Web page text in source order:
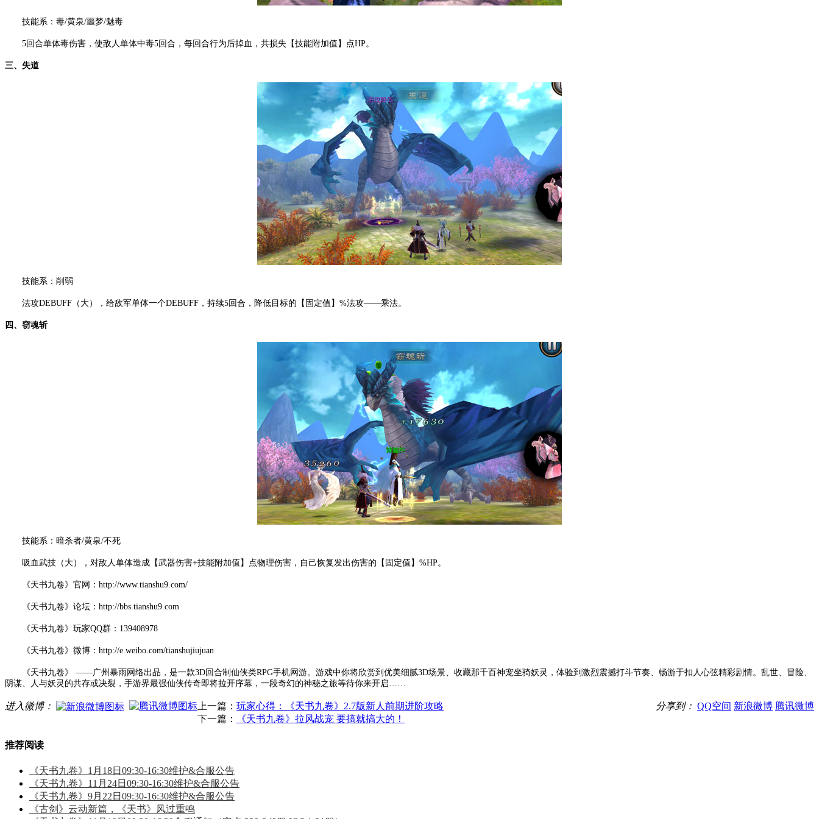
技能系：毒/黄泉/噩梦/魅毒
5回合单体毒伤害，使敌人单体中毒5回合，每回合行为后掉血，共损失【技能附加值】点HP。
三、失道
技能系：削弱
法攻DEBUFF（大），给敌军单体一个DEBUFF，持续5回合，降低目标的【固定值】%法攻——乘法。
四、窃魂斩
技能系：暗杀者/黄泉/不死
吸血武技（大），对敌人单体造成【武器伤害+技能附加值】点物理伤害，自己恢复发出伤害的【固定值】%HP。
《天书九卷》官网：http://www.tianshu9.com/
《天书九卷》论坛：http://bbs.tianshu9.com
《天书九卷》玩家QQ群：139408978
《天书九卷》微博：http://e.weibo.com/tianshujiujuan
《天书九卷》 ——广州暴雨网络出品，是一款3D回合制仙侠类RPG手机网游。游戏中你将欣赏到优美细腻3D场景、收藏那千百神宠坐骑妖灵，体验到激烈震撼打斗节奏、畅游于扣人心弦精彩剧情。乱世、冒险、
阴谋、人与妖灵的共存或决裂，手游界最强仙侠传奇即将拉开序幕，一段奇幻的神秘之旅等待你来开启……
进入微博： 分享到： QQ空间 新浪微博 腾讯微博
上一篇： 玩家心得：《天书九卷》2.7版新人前期进阶攻略
下一篇：
《天书九卷》拉风战宠 要搞就搞大的！
推荐阅读
《天书九卷》1月18日09:30-16:30维护&合服公告
《天书九卷》11月24日09:30-16:30维护&合服公告
《天书九卷》9月22日09:30-16:30维护&合服公告
《古剑》云动新篇，《天书》风过重鸣